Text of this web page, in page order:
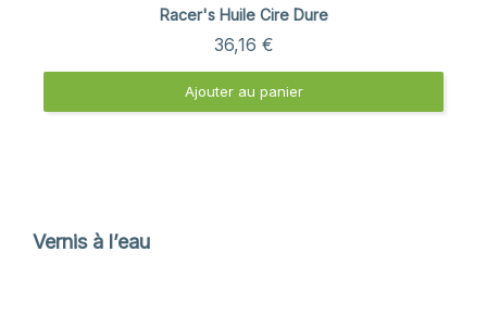
Aperçu rapide
Racer's Huile Cire Dure
36,16 €
Ajouter au panier
Vernis à l’eau